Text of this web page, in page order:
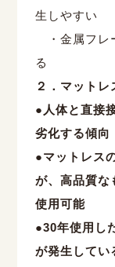
生しやすい
・金属フレ
る
２．マットレ
●人体と直接
劣化する傾向
●マットレス
が、高品質な
使用可能
●30年使用し
が発生してい